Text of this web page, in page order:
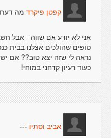
קפטן פיקרד מה
אני לא יודע אם שווה - אבל
טופים שהולכים אצלנו בבית
נראה לי שזה יצא טוב?? אם
כעוד רעיון קדחני במוחי!
אביב וסתיו ---